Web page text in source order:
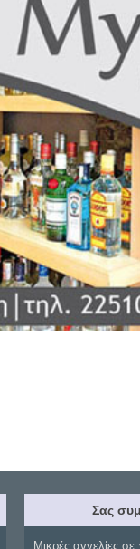
Σας
Μικρές αγγελίες σε